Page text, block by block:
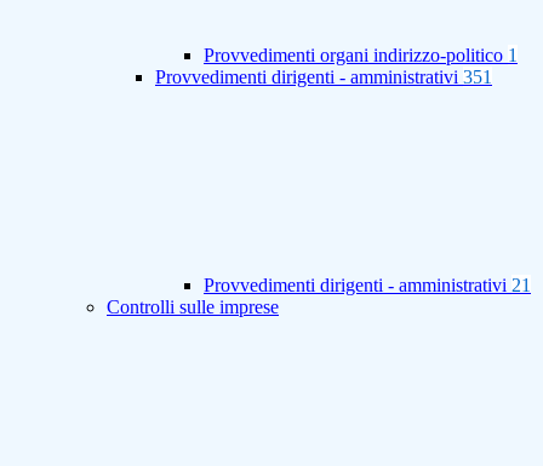
Provvedimenti organi indirizzo-politico 1
Provvedimenti dirigenti - amministrativi 351
Provvedimenti dirigenti - amministrativi 21
Controlli sulle imprese